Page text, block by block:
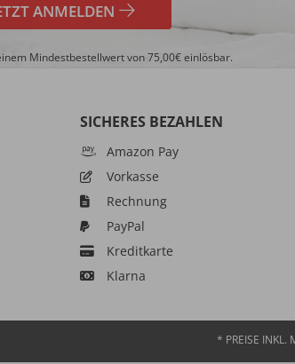
ANMELDEN
Mindestbestellwert von 75,00€ einlösbar.
SICHERES BEZAHLEN
Amazon Pay
Vorkasse
Rechnung
PayPal
Kreditkarte
Klarna
* PREISE INKL.